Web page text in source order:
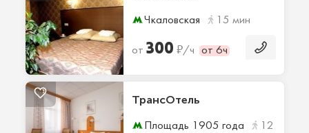
Чкаловская 15 мин
от 300 ₽/ч от 6ч
ТрансОтель
Площадь 1905 года 12 мин